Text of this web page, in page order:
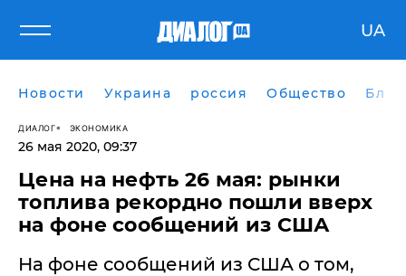
UA
Новости Украина россия Общество
ДИАЛОГ ЭКОНОМИКА
26 мая 2020, 09:37
Цена на нефть 26 мая: рынки
топлива рекордно пошли вверх
на фоне сообщений из США
На фоне сообщений из США о том,